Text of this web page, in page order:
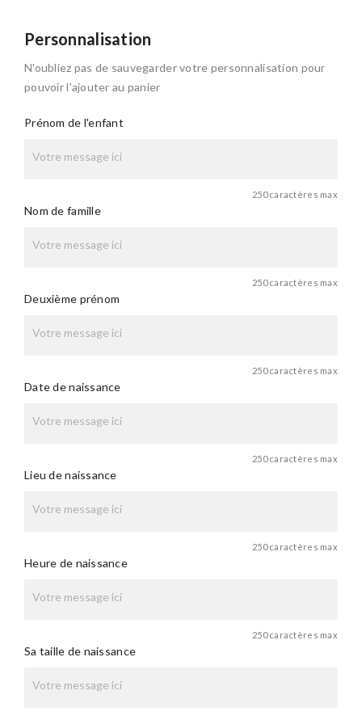
Personnalisation
N'oubliez pas de sauvegarder votre personnalisation pour
pouvoir l'ajouter au panier
Prénom de l'enfant
250 caractères max
Nom de famille
250 caractères max
Deuxième prénom
250 caractères max
Date de naissance
250 caractères max
Lieu de naissance
250 caractères max
Heure de naissance
250 caractères max
Sa taille de naissance